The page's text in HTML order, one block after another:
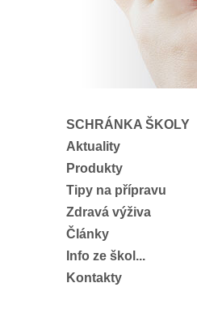
SCHRÁNKA ŠKOLY
Aktuality
Produkty
Tipy na přípravu
Zdravá výživa
Články
Info ze škol...
Kontakty